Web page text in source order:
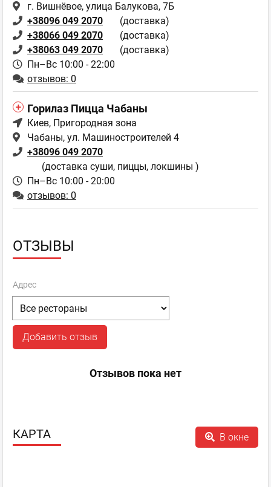
г. Вишнёвое, улица Балукова, 7Б
+38096 049 2070
(доставка)
+38066 049 2070
(доставка)
+38063 049 2070
(доставка)
Пн–Вс 10:00 - 22:00
отзывов: 0
Горилаз Пицца Чабаны
Киев, Пригородная зона
Чабаны, ул. Машиностроителей 4
+38096 049 2070
(доставка суши, пиццы, локшины )
Пн–Вс 10:00 - 20:00
отзывов: 0
ОТЗЫВЫ
Адрес
Добавить отзыв
Отзывов пока нет
КАРТА В окне